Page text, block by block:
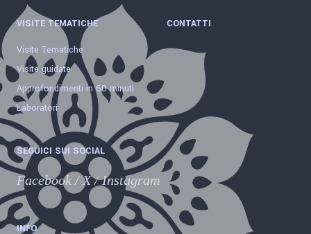
VISITE TEMATICHE
Visite Tematiche
Visite guidate
Approfondimenti in 60 minuti
Laboratori
CONTATTI
SEGUICI SUI SOCIAL
Facebook /X/Instagram
INFO